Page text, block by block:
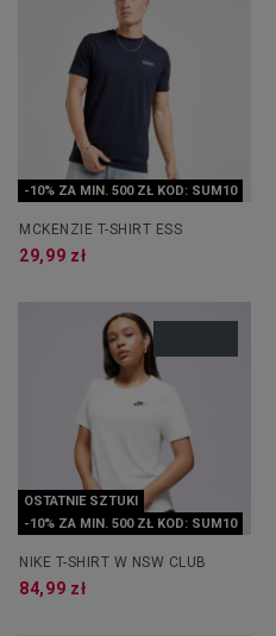
-10% ZA MIN. 500 ZŁ KOD: SUM10
MCKENZIE T-SHIRT ESS
29,99 zł
OSTATNIE SZTUKI
-10% ZA MIN. 500 ZŁ KOD: SUM10
NIKE T-SHIRT W NSW CLUB
84,99 zł